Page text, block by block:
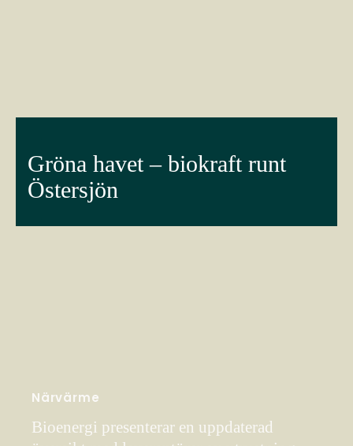
Gröna havet – biokraft runt
Östersjön
Närvärme
Bioenergi presenterar en uppdaterad